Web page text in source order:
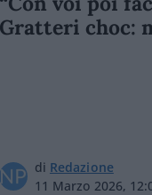
Gratteri choc:
di Redazione
11 Marzo 2026,